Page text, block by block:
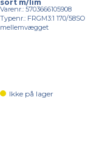
sort m/lim
Varenr.: 5703666105908
Typenr.: FRGM3:1 170/58SO
mellemvægget
Ikke på lager